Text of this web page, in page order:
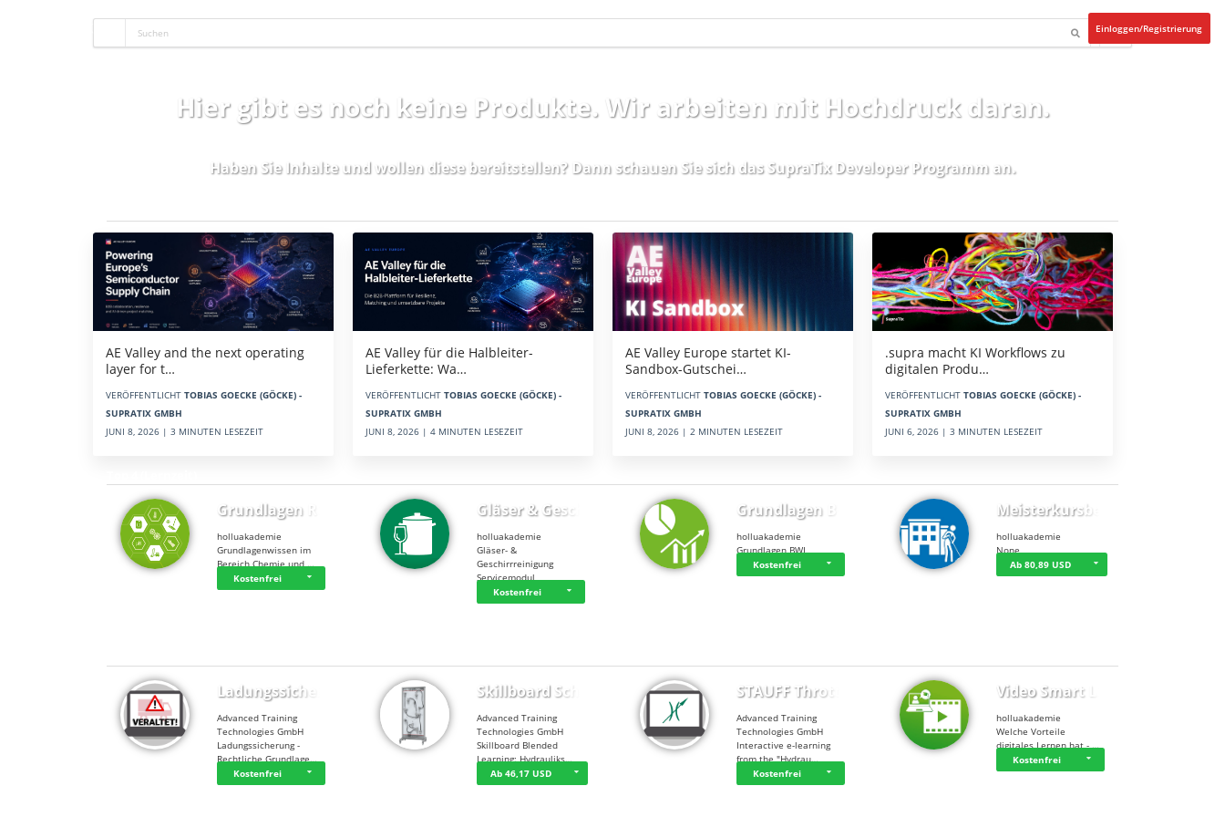
Einloggen/Registrierung
Hier gibt es noch keine Produkte. Wir arbeiten mit Hochdruck daran.
Haben Sie Inhalte und wollen diese bereitstellen? Dann schauen Sie sich das SupraTix Developer Programman.
AE Valley and the next operating
layer for t…
VERÖFFENTLICHT TOBIAS GOECKE (GÖCKE) -
SUPRATIX GMBH
JUNI 8, 2026 | 3 MINUTEN LESEZEIT
AE Valley für die Halbleiter-
Lieferkette: Wa…
VERÖFFENTLICHT TOBIAS GOECKE (GÖCKE) -
SUPRATIX GMBH
JUNI 8, 2026 | 4 MINUTEN LESEZEIT
AE Valley Europe startet KI-
Sandbox-Gutschei…
VERÖFFENTLICHT TOBIAS GOECKE (GÖCKE) -
SUPRATIX GMBH
JUNI 8, 2026 | 2 MINUTEN LESEZEIT
.supra macht KI Workflows zu
digitalen Produ…
VERÖFFENTLICHT TOBIAS GOECKE (GÖCKE) -
SUPRATIX GMBH
JUNI 6, 2026 | 3 MINUTEN LESEZEIT
Grundlagen Rein…
holluakademie
Grundlagenwissen im
Bereich Chemie und …
Kostenfrei
Gläser & Geschi…
holluakademie
Gläser- &
Geschirrreinigung
Servicemodul
Kostenfrei
Grundlagen BWL
holluakademie
Grundlagen BWL
Kostenfrei
Meisterkursbegl…
holluakademie
None
Ab 80,89 USD
Ladungssicherung
Advanced Training
Technologies GmbH
Ladungssicherung -
Rechtliche Grundlage…
Kostenfrei
Skillboard Schl…
Advanced Training
Technologies GmbH
Skillboard Blended
Learning: Hydrauliks…
Ab 46,17 USD
STAUFF Throttle…
Advanced Training
Technologies GmbH
Interactive e-learning
from the "Hydrau…
Kostenfrei
Video Smart Lea…
holluakademie
Welche Vorteile
digitales Lernen hat - …
Kostenfrei